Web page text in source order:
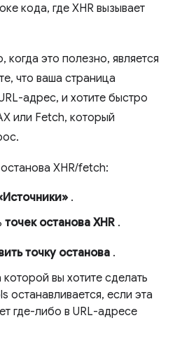
кода, где XHR вызывает
это полезно, является
что ваша страница
адрес, и хотите быстро
или Fetch, который
XHR/fetch:
.
точек останова XHR .
точку останова .
вы хотите сделать
останавливается, если эта
где-либо в URL-адресе